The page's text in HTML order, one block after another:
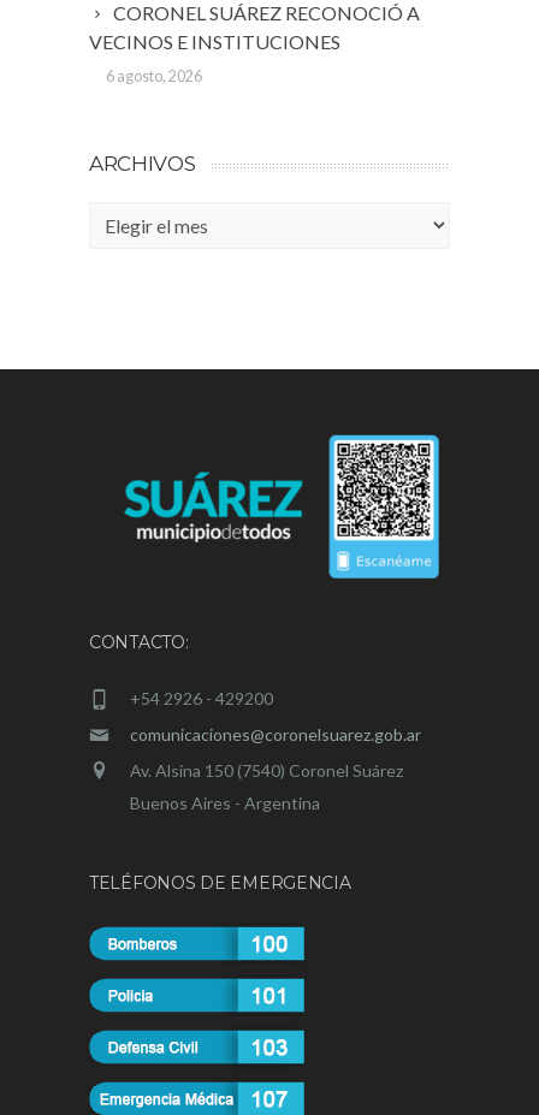
CORONEL SUÁREZ RECONOCIÓ A
VECINOS E INSTITUCIONES
6 agosto, 2026
ARCHIVOS
Archivos
CONTACTO:
+54 2926 - 429200
comunicaciones@coronelsuarez.gob.ar
Av. Alsina 150 (7540) Coronel Suárez
Buenos Aires - Argentina
TELÉFONOS DE EMERGENCIA